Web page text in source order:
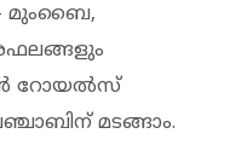
മുംബൈ,
റോയൽസ്
മടങ്ങാം.